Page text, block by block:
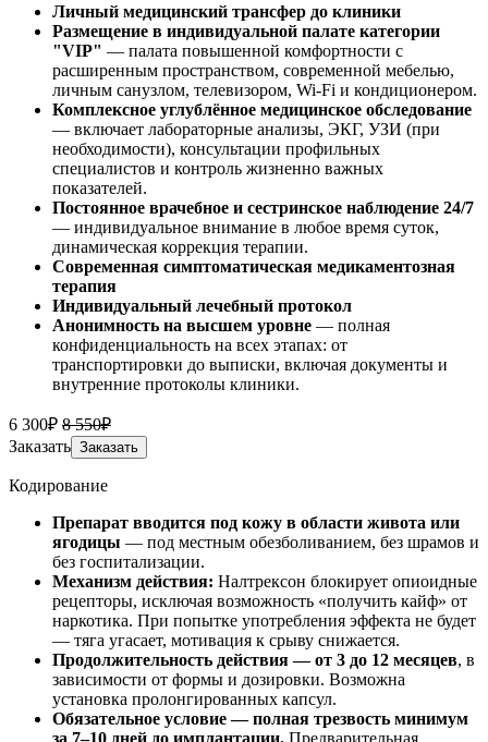
Личный медицинский трансфер до клиники
Размещение в индивидуальной палате категории
"VIP" — палата повышенной комфортности с
расширенным пространством, современной мебелью,
личным санузлом, телевизором, Wi-Fi и кондиционером.
Комплексное углублённое медицинское обследование
— включает лабораторные анализы, ЭКГ, УЗИ (при
необходимости), консультации профильных
специалистов и контроль жизненно важных
показателей.
Постоянное врачебное и сестринское наблюдение 24/7
— индивидуальное внимание в любое время суток,
динамическая коррекция терапии.
Современная симптоматическая медикаментозная
терапия
Индивидуальный лечебный протокол
Анонимность на высшем уровне — полная
конфиденциальность на всех этапах: от
транспортировки до выписки, включая документы и
внутренние протоколы клиники.
6 300₽ 8 550₽
Заказать Заказать
Кодирование
Препарат вводится под кожу в области живота или
ягодицы — под местным обезболиванием, без шрамов и
без госпитализации.
Механизм действия: Налтрексон блокирует опиоидные
рецепторы, исключая возможность «получить кайф» от
наркотика. При попытке употребления эффекта не будет
— тяга угасает, мотивация к срыву снижается.
Продолжительность действия — от 3 до 12 месяцев, в
зависимости от формы и дозировки. Возможна
установка пролонгированных капсул.
Обязательное условие — полная трезвость минимум
за 7–10 дней до имплантации. Предварительная